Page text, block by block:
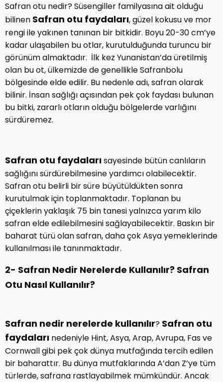
Safran otu nedir? Süsengiller familyasına ait olduğu
bilinen Safran otu faydaları, güzel kokusu ve mor
rengi ile yakınen tanınan bir bitkidir. Boyu 20-30 cm’ye
kadar ulaşabilen bu otlar, kurutulduğunda turuncu bir
görünüm almaktadır. İlk kez Yunanistan’da üretilmiş
olan bu ot, ülkemizde de genellikle Safranbolu
bölgesinde elde edilir. Bu nedenle adı, safran olarak
bilinir. İnsan sağlığı açısından pek çok faydası bulunan
bu bitki, zararlı otların olduğu bölgelerde varlığını
sürdüremez.
Safran otu faydalarısayesinde bütün canlıların
sağlığını sürdürebilmesine yardımcı olabilecektir.
Safran otu belirli bir süre büyütüldükten sonra
kurutulmak için toplanmaktadır. Toplanan bu
çiçeklerin yaklaşık 75 bin tanesi yalnızca yarım kilo
safran elde edilebilmesini sağlayabilecektir. Baskın bir
baharat türü olan safran, daha çok Asya yemeklerinde
kullanılması ile tanınmaktadır.
2- Safran Nedir Nerelerde Kullanılır? Safran
Otu Nasıl Kullanılır?
Safran nedir nerelerde kullanılır? Safran otu
faydaları nedeniyle Hint, Asya, Arap, Avrupa, Fas ve
Cornwall gibi pek çok dünya mutfağında tercih edilen
bir baharattır. Bu dünya mutfaklarında A’dan Z’ye tüm
türlerde, safrana rastlayabilmek mümkündür. Ancak